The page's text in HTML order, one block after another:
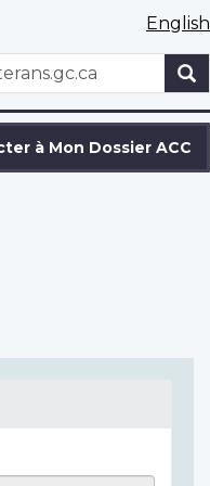
English
à Mon Dossier ACC